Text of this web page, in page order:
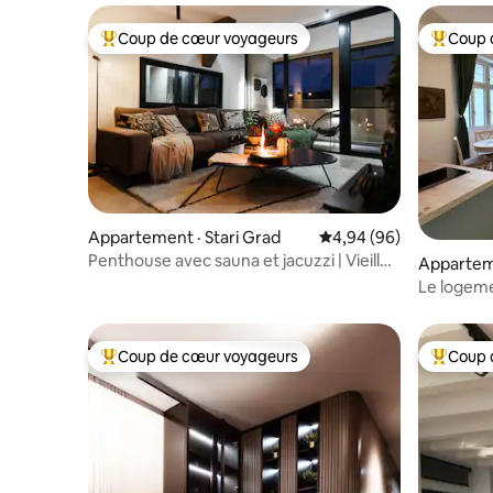
Coup de cœur voyageurs parmi les plus aimés
Coup de cœur voyageurs
Appartement · Stari Grad Note moyenne de
4,94 (96)
Penthouse avec sauna et jacuzzi | Vieille
Coup
Coup
Le
Coup de cœur voyageurs parmi les plus aimés
Coup de cœur voyageurs Coup
Coup